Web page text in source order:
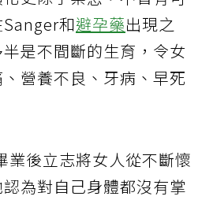
和避孕藥出現之
是不間斷的生育，令女
營養不良、牙病、早死
業後立志將女人從不斷懷
為對自己身體都沒有掌